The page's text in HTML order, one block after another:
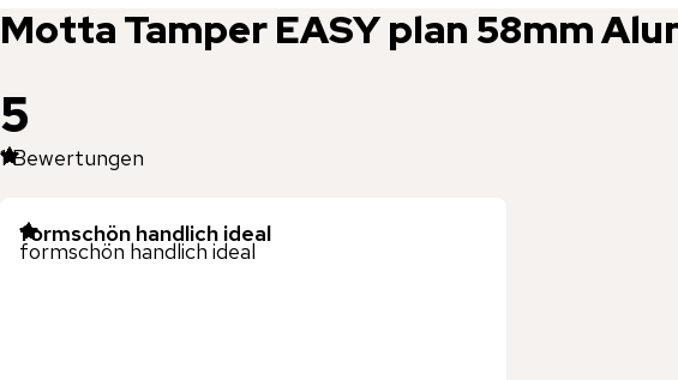
MottaTamper EASY plan 58mm
5
1Bewertungen
formschön handlich ideal
formschön handlich ideal